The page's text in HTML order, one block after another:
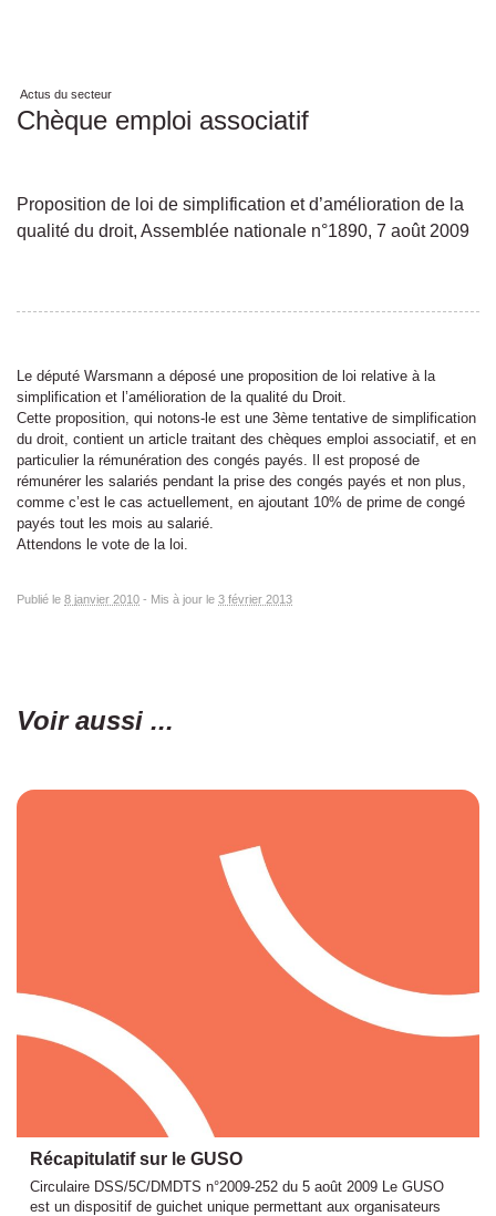
Actus du secteur
Chèque emploi associatif
Proposition de loi de simplification et d’amélioration de la
qualité du droit, Assemblée nationale n°1890, 7 août 2009
Le député Warsmann a déposé une proposition de loi relative à la
simplification et l’amélioration de la qualité du Droit.
Cette proposition, qui notons-le est une 3ème tentative de simplification
du droit, contient un article traitant des chèques emploi associatif, et en
particulier la rémunération des congés payés. Il est proposé de
rémunérer les salariés pendant la prise des congés payés et non plus,
comme c’est le cas actuellement, en ajoutant 10% de prime de congé
payés tout les mois au salarié.
Attendons le vote de la loi.
Publié le 8 janvier 2010 - Mis à jour le 3 février 2013
Voir aussi ...
Récapitulatif sur le GUSO
Circulaire DSS/5C/DMDTS n°2009-252 du 5 août 2009 Le GUSO
est un dispositif de guichet unique permettant aux organisateurs